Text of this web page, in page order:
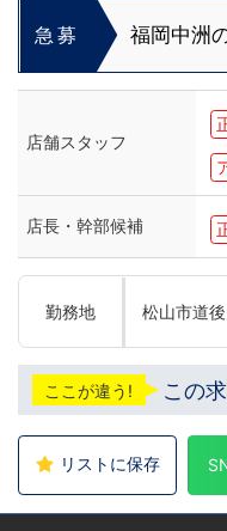
急募
福岡中洲
店舗スタッフ
店長・幹部候補
勤務地 松山市道
ここが違う! この
リストに保存